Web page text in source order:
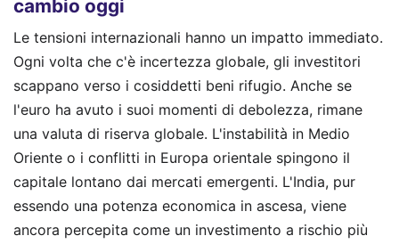
cambio oggi
Le tensioni internazionali hanno un impatto immediato.
Ogni volta che c'è incertezza globale, gli investitori
scappano verso i cosiddetti beni rifugio. Anche se
l'euro ha avuto i suoi momenti di debolezza, rimane
una valuta di riserva globale. L'instabilità in Medio
Oriente o i conflitti in Europa orientale spingono il
capitale lontano dai mercati emergenti. L'India, pur
essendo una potenza economica in ascesa, viene
ancora percepita come un investimento a rischio più